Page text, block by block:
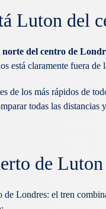
Luton del
norte del centro de
está claramente fuera de
de los más rápidos de
todas las distancias
de
de Londres: el tren